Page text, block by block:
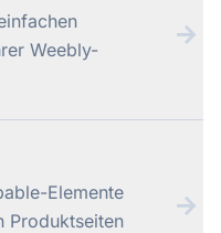
Weebly-
→
Elemente
Produktseiten
→